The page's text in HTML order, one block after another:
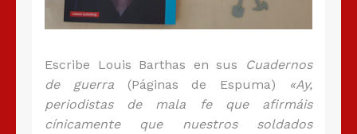
Escribe Louis Barthas en sus
Cuadernos
de guerra(Páginas de Espuma)
«Ay,
periodistas de mala fe que afirmáis
cínicamente que nuestros soldados